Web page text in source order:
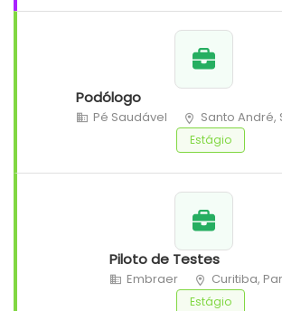
Podólogo
Pé Saudável Santo André,
Estágio
Piloto de Testes
Embraer Curitiba,
Estágio